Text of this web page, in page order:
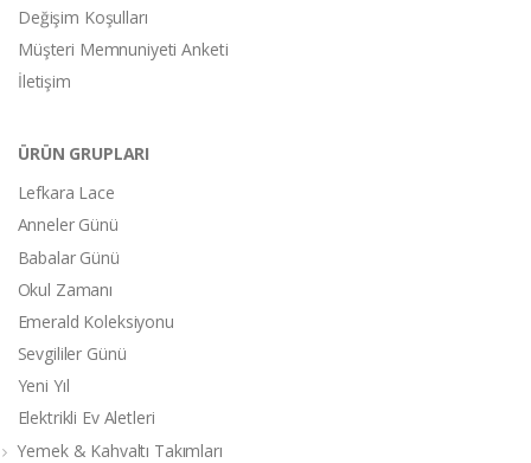
Değişim Koşulları
Müşteri Memnuniyeti Anketi
İletişim
ÜRÜN GRUPLARI
Lefkara Lace
Anneler Günü
Babalar Günü
Okul Zamanı
Emerald Koleksiyonu
Sevgililer Günü
Yeni Yıl
Elektrikli Ev Aletleri
Yemek & Kahvaltı Takımları